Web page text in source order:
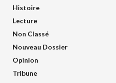
Histoire
Lecture
Non Classé
Nouveau Dossier
Opinion
Tribune